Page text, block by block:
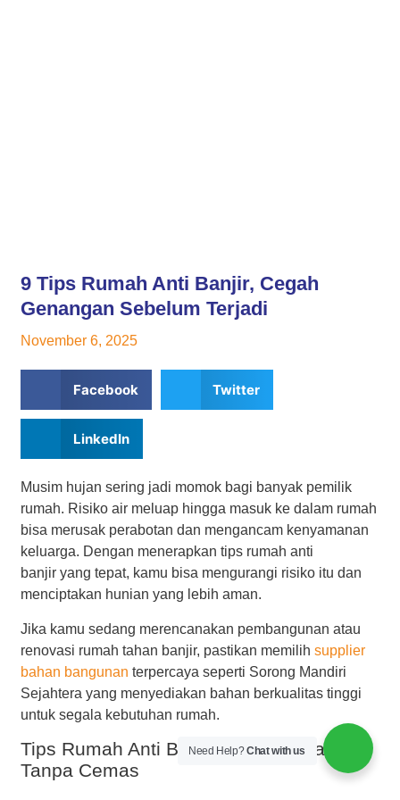
9 Tips Rumah Anti Banjir, Cegah
Genangan Sebelum Terjadi
November 6, 2025
Facebook Twitter
LinkedIn
Musim hujan sering jadi momok bagi banyak pemilik
rumah. Risiko air meluap hingga masuk ke dalam rumah
bisa merusak perabotan dan mengancam kenyamanan
keluarga. Dengan menerapkan tips rumah anti
banjir yang tepat, kamu bisa mengurangi risiko itu dan
menciptakan hunian yang lebih aman.
Jika kamu sedang merencanakan pembangunan atau
renovasi rumah tahan banjir, pastikan memilihsupplier
bahan bangunan terpercaya seperti Sorong Mandiri
Sejahtera yang menyediakan bahan berkualitas tinggi
untuk segala kebutuhan rumah.
Tips Rumah Anti Banjir agar Nyaman
Tanpa Cemas
Need Help?Chat with us